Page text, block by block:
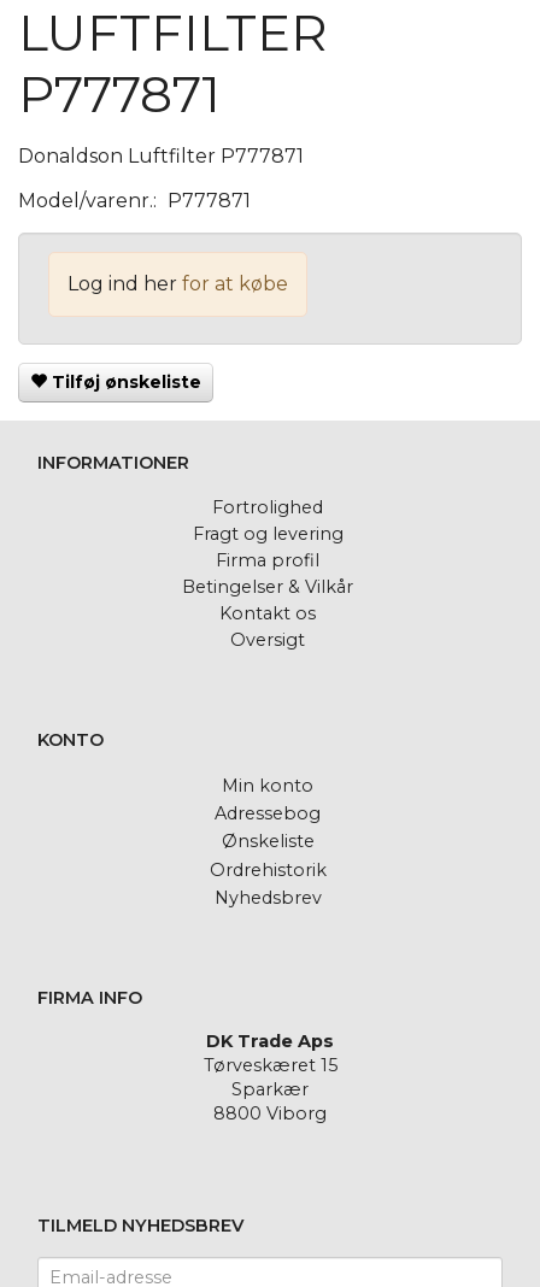
LUFTFILTER
P777871
Donaldson Luftfilter P777871
Model/varenr.: P777871
Log ind her for at købe
Tilføj ønskeliste
INFORMATIONER
Fortrolighed
Fragt og levering
Firma profil
Betingelser & Vilkår
Kontakt os
Oversigt
KONTO
Min konto
Adressebog
Ønskeliste
Ordrehistorik
Nyhedsbrev
FIRMA INFO
DK Trade Aps
Tørveskæret 15
Sparkær
8800 Viborg
TILMELD NYHEDSBREV